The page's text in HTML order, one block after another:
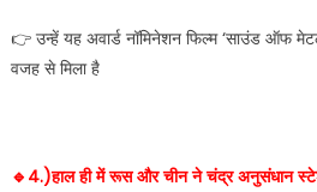
👉 उन्हें यह अवार्ड नॉमिनेशन फिल्म ‘साउंड ऑफ
वजह से मिला है
🔹️4.)हाल ही में रूस और चीन ने चंद्र अनुसंधान